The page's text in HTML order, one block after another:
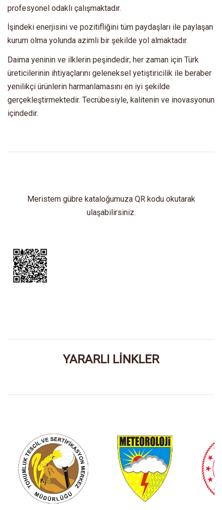
profesyonel odaklı çalışmaktadır.
İşindeki enerjisini ve pozitifliğini tüm paydaşları ile paylaşan
kurum olma yolunda azimli bir şekilde yol almaktadır.
Daima yeninin ve ilklerin peşindedir; her zaman için Türk
üreticilerinin ihtiyaçlarını geleneksel yetiştiricilik ile beraber
yenilikçi ürünlerin harmanlamasını en iyi şekilde
gerçekleştirmektedir. Tecrübesiyle, kalitenin ve inovasyonun
içindedir.
Meristem gübre kataloğumuza QR kodu okutarak
ulaşabilirsiniz.
YARARLI LİNKLER